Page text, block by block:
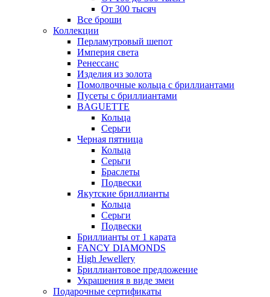
От 300 тысяч
Все броши
Коллекции
Перламутровый шепот
Империя света
Ренессанс
Изделия из золота
Помолвочные кольца с бриллиантами
Пусеты с бриллиантами
BAGUETTE
Кольца
Серьги
Черная пятница
Кольца
Серьги
Браслеты
Подвески
Якутские бриллианты
Кольца
Серьги
Подвески
Бриллианты от 1 карата
FANCY DIAMONDS
High Jewellery
Бриллиантовое предложение
Украшения в виде змеи
Подарочные сертификаты